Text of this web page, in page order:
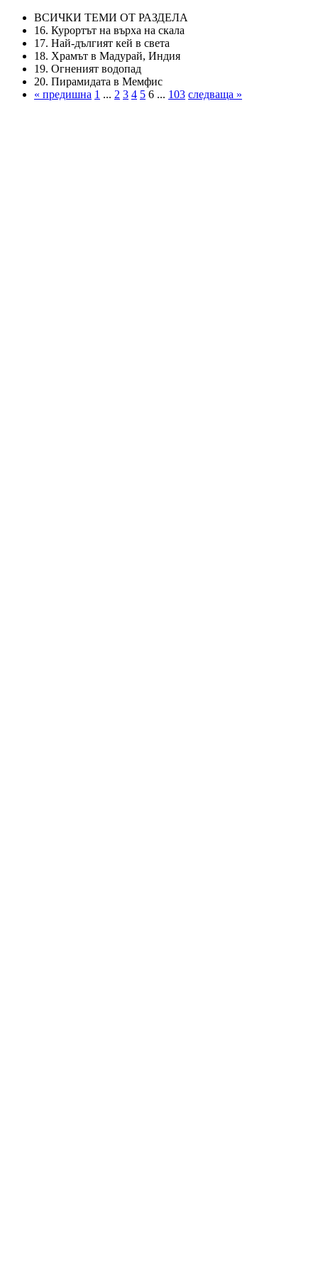
ВСИЧКИ ТЕМИ ОТ РАЗДЕЛА
16. Курортът на върха на скала
17. Най-дългият кей в света
18. Храмът в Мадурай, Индия
19. Огненият водопад
20. Пирамидата в Мемфис
« предишна 1 ... 2 3 4 5 6 ... 103 следваща »